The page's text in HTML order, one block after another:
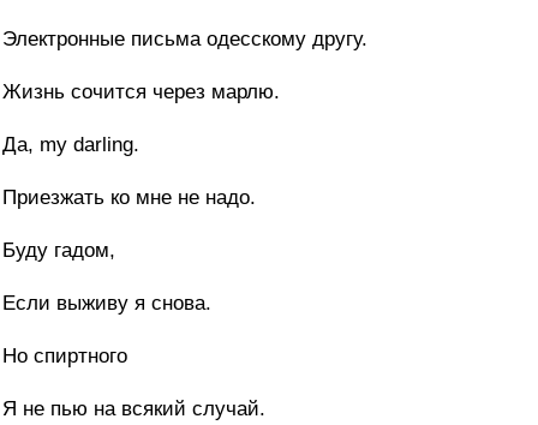
Электронные письма одесскому другу.
Жизнь сочится через марлю.
Да, my darling.
Приезжать ко мне не надо.
Буду гадом,
Если выживу я снова.
Но спиртного
Я не пью на всякий случай.